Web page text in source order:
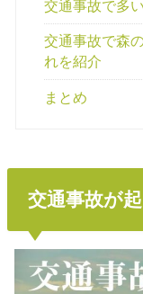
交通事故で多
交通事故で森
れを紹介
まとめ
交通事故が